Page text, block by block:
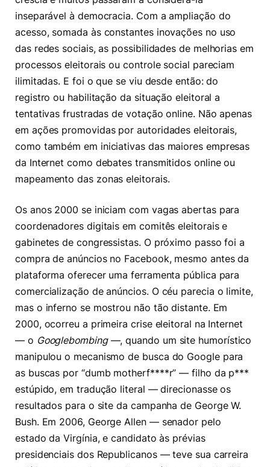
inseparável à democracia. Com a ampliação do
acesso, somada às constantes inovações no uso
das redes sociais, as possibilidades de melhorias em
processos eleitorais ou controle social pareciam
ilimitadas. E foi o que se viu desde então: do
registro ou habilitação da situação eleitoral a
tentativas frustradas de votação online. Não apenas
em ações promovidas por autoridades eleitorais,
como também em iniciativas das maiores empresas
da Internet como debates transmitidos online ou
mapeamento das zonas eleitorais.
Os anos 2000 se iniciam com vagas abertas para
coordenadores digitais em comitês eleitorais e
gabinetes de congressistas. O próximo passo foi a
compra de anúncios no Facebook, mesmo antes da
plataforma oferecer uma ferramenta pública para
comercialização de anúncios. O céu parecia o limite,
mas o inferno se mostrou não tão distante. Em
2000, ocorreu a primeira crise eleitoral na Internet
— o Googlebombing—, quando um site humorístico
manipulou o mecanismo de busca do Google para
as buscas por “dumb motherf****r” — filho da p***
estúpido, em tradução literal — direcionasse os
resultados para o site da campanha de George W.
Bush. Em 2006, George Allen — senador pelo
estado da Virgínia, e candidato às prévias
presidenciais dos Republicanos — teve sua carreira